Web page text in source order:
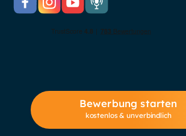
Bewerbung starten
kostenlos & unverbindlich